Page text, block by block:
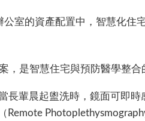
室的資產配置中，智慧化住
，是智慧住宅與預防醫學整合
長輩晨起盥洗時，鏡面可即時
Remote